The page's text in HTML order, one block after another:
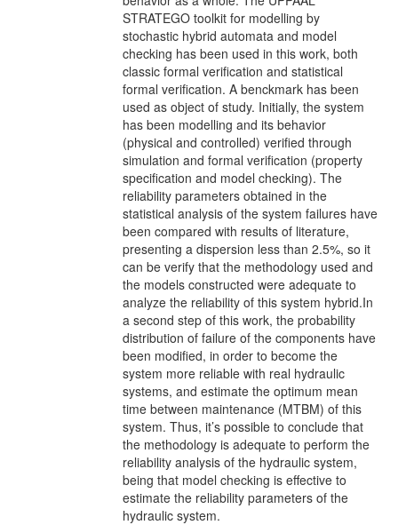
STRATEGO toolkit for modelling by
stochastic hybrid automata and model
checking has been used in this work, both
classic formal verification and statistical
formal verification. A benckmark has been
used as object of study. Initially, the system
has been modelling and its behavior
(physical and controlled) verified through
simulation and formal verification (property
specification and model checking). The
reliability parameters obtained in the
statistical analysis of the system failures have
been compared with results of literature,
presenting a dispersion less than 2.5%, so it
can be verify that the methodology used and
the models constructed were adequate to
analyze the reliability of this system hybrid.In
a second step of this work, the probability
distribution of failure of the components have
been modified, in order to become the
system more reliable with real hydraulic
systems, and estimate the optimum mean
time between maintenance (MTBM) of this
system. Thus, it’s possible to conclude that
the methodology is adequate to perform the
reliability analysis of the hydraulic system,
being that model checking is effective to
estimate the reliability parameters of the
hydraulic system.